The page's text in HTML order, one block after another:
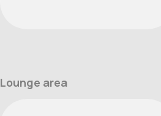
Lounge area